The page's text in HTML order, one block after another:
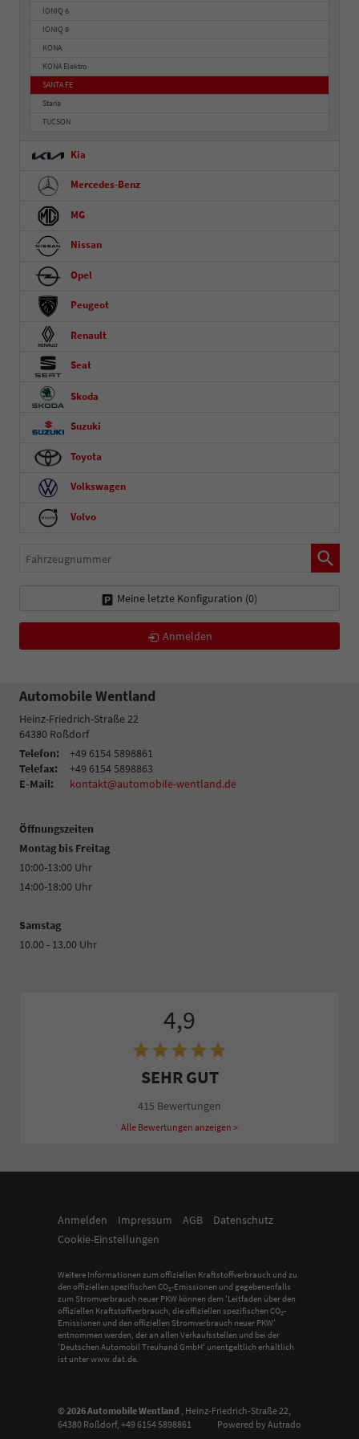
IONIQ 6
IONIQ 9
KONA
KONA Elektro
SANTA FE
Staria
TUCSON
Kia
Mercedes-Benz
MG
Nissan
Opel
Peugeot
Renault
Seat
Skoda
Suzuki
Toyota
Volkswagen
Volvo
Fahrzeugnummer
Meine letzte Konfiguration (0)
Anmelden
Automobile Wentland
Heinz-Friedrich-Straße 22
64380 Roßdorf
Telefon:
+49 6154 5898861
Telefax:
+49 6154 5898863
E-Mail:
kontakt@automobile-wentland.de
Öffnungszeiten
Montag bis Freitag
10:00-13:00 Uhr
14:00-18:00 Uhr
Samstag
10.00 - 13.00 Uhr
4,9
SEHR GUT
415 Bewertungen
Alle Bewertungen anzeigen >
Anmelden Impressum AGB
Datenschutz
Cookie-Einstellungen
Weitere Informationen zum offiziellen Kraftstoffverbrauch und zu
den offiziellen spezifischen CO2-Emissionen und gegebenenfalls
zum Stromverbrauch neuer PKW können dem 'Leitfaden über den
offiziellen Kraftstoffverbrauch, die offiziellen spezifischen CO2-
Emissionen und den offiziellen Stromverbrauch neuer PKW'
entnommen werden, der an allen Verkaufsstellen und bei der
'Deutschen Automobil Treuhand GmbH' unentgeltlich erhältlich
ist unter www.dat.de.
© 2026Automobile Wentland , Heinz-Friedrich-Straße 22,
64380 Roßdorf, +49 6154 5898861 Powered by Autrado